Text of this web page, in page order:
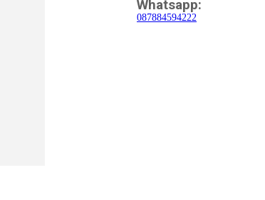
Whatsapp:
087884594222